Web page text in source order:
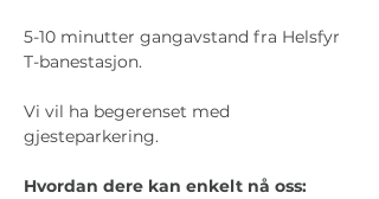
5-10 minutter gangavstand fra Helsfyr
T-banestasjon.
Vi vil ha begerenset med
gjesteparkering.
Hvordan dere kan enkelt nå oss: